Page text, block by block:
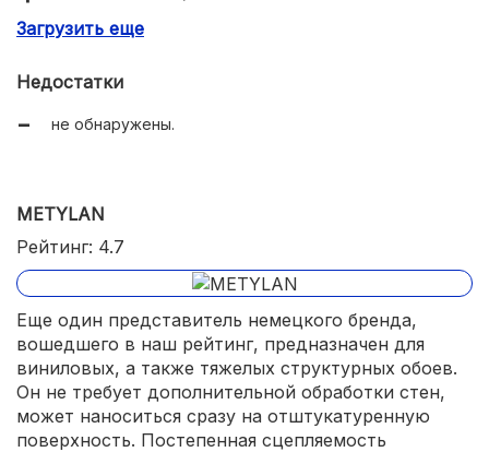
экономичный расход.
Загрузить еще
Недостатки
не обнаружены.
METYLAN
Рейтинг: 4.7
Еще один представитель немецкого бренда,
вошедшего в наш рейтинг, предназначен для
виниловых, а также тяжелых структурных обоев.
Он не требует дополнительной обработки стен,
может наноситься сразу на отштукатуренную
поверхность. Постепенная сцепляемость